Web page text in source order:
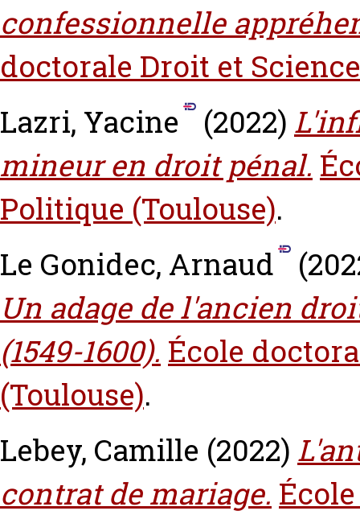
confessionnelle
doctorale Droit et
Lazri, Yacine
(2022)
mineur en droit pénal.
Politique (Toulouse).
Le Gonidec, Arnaud
Un adage de l'ancien
(1549-1600). École
(Toulouse).
Lebey, Camille (2022)
contrat de mariage.